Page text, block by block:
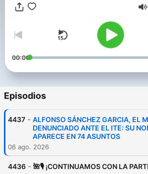
00:00
Episodios
4437 - ALFONSO SÁNCHEZ GARCIA, EL
DENUNCIADO ANTE EL ITE: SU
APARECE EN 74 ASUNTOS
06 ago. 2026
4436 - 🌺🎙️ ¡CONTINUAMOS CON LA